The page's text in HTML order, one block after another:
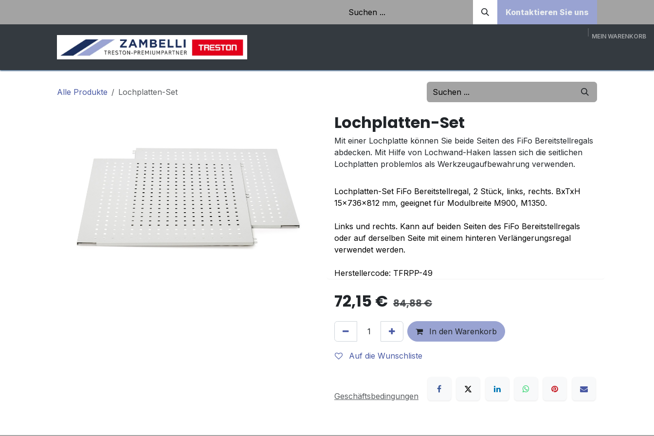
Kontaktieren Sie uns
MEIN WARENKORB
Alle Produkte Lochplatten-Set
Lochplatten-Set
Mit einer Lochplatte können Sie beide Seiten des FiFo Bereitstellregals
abdecken. Mit Hilfe von Lochwand-Haken lassen sich die seitlichen
Lochplatten problemlos als Werkzeugaufbewahrung verwenden.
Lochplatten-Set FiFo Bereitstellregal, 2 Stück, links, rechts. BxTxH
15x736x812 mm, geeignet für Modulbreite M900, M1350.
Links und rechts. Kann auf beiden Seiten des FiFo Bereitstellregals
oder auf derselben Seite mit einem hinteren Verlängerungsregal
verwendet werden.
Herstellercode: TFRPP-49
72,15 € 84,88€
In den Warenkorb
Auf die Wunschliste
Geschäftsbedingungen